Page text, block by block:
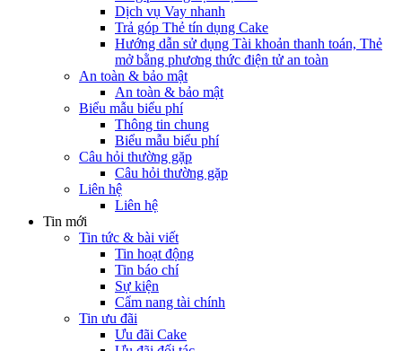
Dịch vụ Vay nhanh
Trả góp Thẻ tín dụng Cake
Hướng dẫn sử dụng Tài khoản thanh toán, Thẻ
mở bằng phương thức điện tử an toàn
An toàn & bảo mật
An toàn & bảo mật
Biểu mẫu biểu phí
Thông tin chung
Biểu mẫu biểu phí
Câu hỏi thường gặp
Câu hỏi thường gặp
Liên hệ
Liên hệ
Tin mới
Tin tức & bài viết
Tin hoạt động
Tin báo chí
Sự kiện
Cẩm nang tài chính
Tin ưu đãi
Ưu đãi Cake